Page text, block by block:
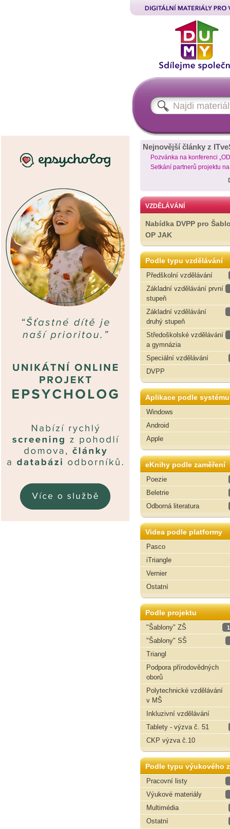
Nejnovější články z
Pozvánka na konferenci
Setkání partnerů projektu
VZDĚLÁVÁNÍ
Nabídka DVPP pro
OP JAK
Podle typu vzdělávání
Předškolní vzdělávání
Základní vzdělávání první
stupeň
Základní vzdělávání
druhý stupeň
Středoškolské vzdělávání
a gymnázia
Speciální vzdělávání
DVPP
Aplikace podle systému
Windows
Android
Apple
eKnihy podle zaměření
Poezie
Beletrie
Odborná literatura
Videa podle platformy
Pasco
iTriangle
Vernier
Ostatní
Podle projektu
"Šablony" ZŠ
"Šablony" SŠ
Triangl
Podpora přírodovědných
oborů
Polytechnické vzdělávání
v MŠ
Inkluzivní vzdělávání
Tablety - výzva č. 51
CKP výzva č.10
Podle typu výukového
Pracovní listy
Výukové materiály
Multimédia
Ostatní